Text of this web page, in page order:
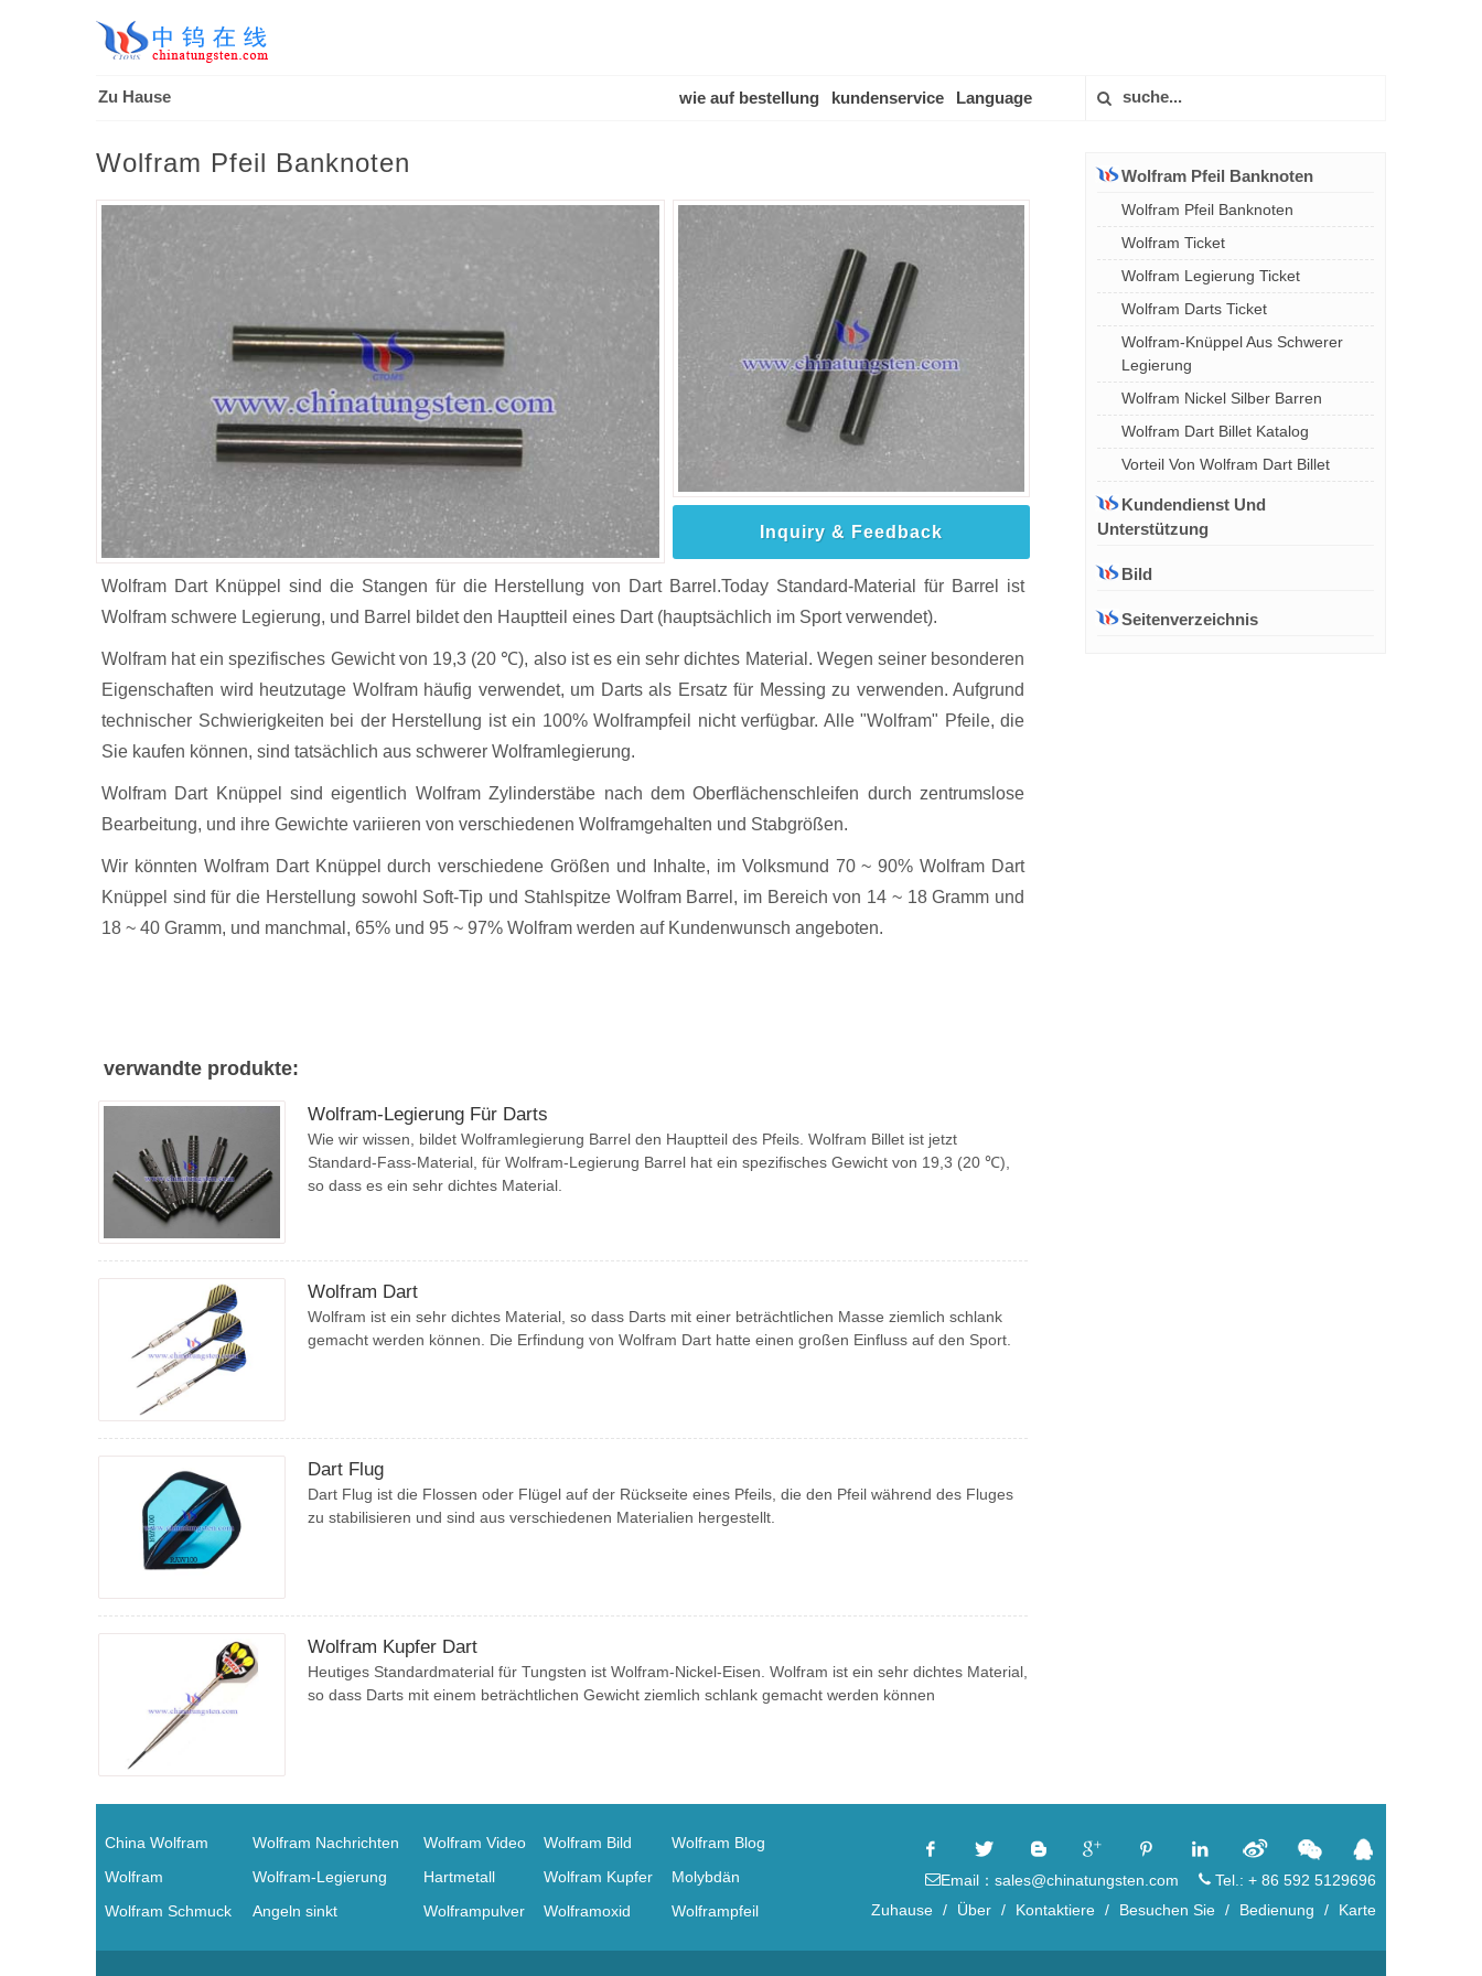
Zu Hause wie auf bestellung kundenservice Language
Wolfram Pfeil Banknoten
Inquiry & Feedback
Wolfram Dart Knüppel sind die Stangen für die Herstellung von Dart Barrel.Today Standard-Material für Barrel ist
Wolfram schwere Legierung, und Barrel bildet den Hauptteil eines Dart (hauptsächlich im Sport verwendet).
Wolfram hat ein spezifisches Gewicht von 19,3 (20 ℃), also ist es ein sehr dichtes Material. Wegen seiner besonderen
Eigenschaften wird heutzutage Wolfram häufig verwendet, um Darts als Ersatz für Messing zu verwenden. Aufgrund
technischer Schwierigkeiten bei der Herstellung ist ein 100% Wolframpfeil nicht verfügbar. Alle "Wolfram" Pfeile, die
Sie kaufen können, sind tatsächlich aus schwerer Wolframlegierung.
Wolfram Dart Knüppel sind eigentlich Wolfram Zylinderstäbe nach dem Oberflächenschleifen durch zentrumslose
Bearbeitung, und ihre Gewichte variieren von verschiedenen Wolframgehalten und Stabgrößen.
Wir könnten Wolfram Dart Knüppel durch verschiedene Größen und Inhalte, im Volksmund 70 ~ 90% Wolfram Dart
Knüppel sind für die Herstellung sowohl Soft-Tip und Stahlspitze Wolfram Barrel, im Bereich von 14 ~ 18 Gramm und
18 ~ 40 Gramm, und manchmal, 65% und 95 ~ 97% Wolfram werden auf Kundenwunsch angeboten.
verwandte produkte:
Wolfram-Legierung Für Darts
Wie wir wissen, bildet Wolframlegierung Barrel den Hauptteil des Pfeils. Wolfram Billet ist jetzt
Standard-Fass-Material, für Wolfram-Legierung Barrel hat ein spezifisches Gewicht von 19,3 (20 ℃),
so dass es ein sehr dichtes Material.
Wolfram Dart
Wolfram ist ein sehr dichtes Material, so dass Darts mit einer beträchtlichen Masse ziemlich schlank
gemacht werden können. Die Erfindung von Wolfram Dart hatte einen großen Einfluss auf den Sport.
Dart Flug
Dart Flug ist die Flossen oder Flügel auf der Rückseite eines Pfeils, die den Pfeil während des Fluges
zu stabilisieren und sind aus verschiedenen Materialien hergestellt.
Wolfram Kupfer Dart
Heutiges Standardmaterial für Tungsten ist Wolfram-Nickel-Eisen. Wolfram ist ein sehr dichtes Material,
so dass Darts mit einem beträchtlichen Gewicht ziemlich schlank gemacht werden können
Wolfram Pfeil Banknoten
Wolfram Pfeil Banknoten
Wolfram Ticket
Wolfram Legierung Ticket
Wolfram Darts Ticket
Wolfram-Knüppel Aus Schwerer
Legierung
Wolfram Nickel Silber Barren
Wolfram Dart Billet Katalog
Vorteil Von Wolfram Dart Billet
Kundendienst Und
Unterstützung
Bild
Seitenverzeichnis
China Wolfram Wolfram Nachrichten Wolfram Video Wolfram Bild
Wolfram Blog
Wolfram
Wolfram-Legierung Hartmetall Wolfram Kupfer
Molybdän
Wolfram Schmuck
Angeln sinkt Wolframpulver Wolframoxid Wolframpfeil
Email：sales@chinatungsten.com
Tel.: + 86 592 5129696
Zuhause / Über / Kontaktiere / Besuchen Sie / Bedienung / Karte